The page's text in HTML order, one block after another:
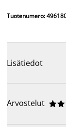
Tuotenumero:
Lisätiedot
Arvostelut 

